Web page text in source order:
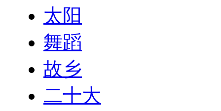
太阳
舞蹈
故乡
二十大